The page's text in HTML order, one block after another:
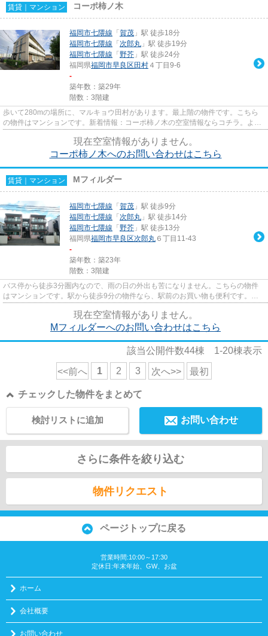
賃貸｜マンション コーポ柿ノ木
福岡市七隈線 「 賀茂 」駅 徒歩18分
福岡市七隈線 「 次郎丸 」駅 徒歩19分
福岡市七隈線 「 野芥 」駅 徒歩24分
福岡県福岡市早良区 田村 ４丁目9-6
-
築年数：築29年
階数：3階建
歩いて280mの場所に、マルキョウ田村があります。最上階の物件です。こちら
の物件はマンションです。新着情報：コーポ柿ノ木の空室情報ならコチラ。より
現在空室情報がありません。
コーポ柿ノ木へのお問い合わせはこちら
賃貸｜マンション Mフィルダー
福岡市七隈線 「 賀茂 」駅 徒歩9分
福岡市七隈線 「 次郎丸 」駅 徒歩14分
福岡市七隈線 「 野芥 」駅 徒歩13分
福岡県福岡市早良区次郎丸 ６丁目11-43
-
築年数：築23年
階数：3階建
バス停から徒歩3分圏内なので、雨の日の外出も苦になりません。こちらの物件
はマンションです。駅から徒歩9分の物件なら、駅前のお買い物も便利です。新
現在空室情報がありません。
Mフィルダーへのお問い合わせはこちら
該当公開件数44棟 1-20棟表示
<<前へ 1 2 3 次へ>> 最初
チェックした物件をまとめて
お問い合わせ
検討リストに追加
さらに条件を絞り込む
物件リクエスト
ページトップに戻る
営業時間:10:00～17:30
定休日:年末年始、GW、お盆
ホーム
会社概要
お問い合わせ